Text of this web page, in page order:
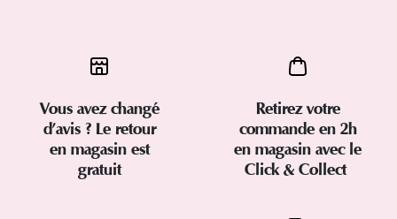
Vous avez changé
d’avis ? Le retour
en magasin est
gratuit
Retirez votre
commande en 2h
en magasin avec le
Click & Collect